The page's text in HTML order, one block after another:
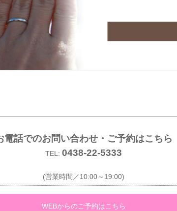
電話でのお問い合わせ・ご予約はこちら
TEL: 0438-22-5333
(営業時間／10:00～19:00)
WEBからのご予約はこちら